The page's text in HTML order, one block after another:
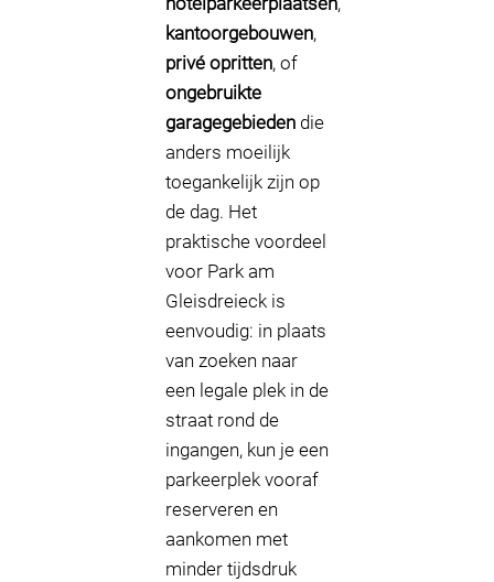
kantoorgebouwen,
privé opritten, of
ongebruikte
garagegebieden die
anders moeilijk
toegankelijk zijn op
de dag. Het
praktische voordeel
voor Park am
Gleisdreieck is
eenvoudig: in plaats
van zoeken naar
een legale plek in de
straat rond de
ingangen, kun je een
parkeerplek vooraf
reserveren en
aankomen met
minder tijdsdruk